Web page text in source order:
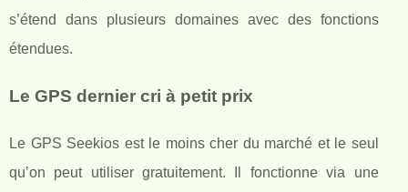
s’étend dans plusieurs domaines avec des fonctions
étendues.
Le GPS dernier cri à petit prix
Le GPS Seekios est le moins cher du marché et le seul
qu’on peut utiliser gratuitement. Il fonctionne via une